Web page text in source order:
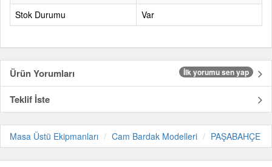
Stok Durumu
Var
Ürün Yorumları İlk yorumu sen yap
Teklif İste
Masa Üstü Ekipmanları Cam Bardak Modelleri PAŞABAHÇE